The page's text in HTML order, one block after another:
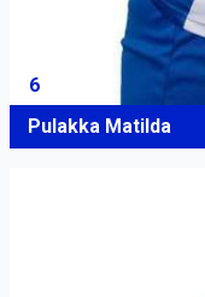
6
Pulakka Matilda